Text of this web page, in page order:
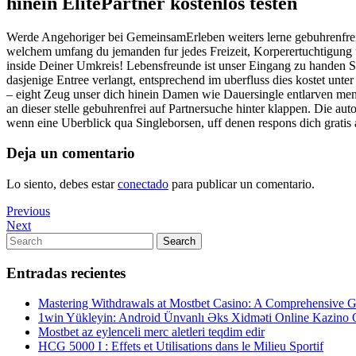
Werde Angehoriger bei GemeinsamErleben weiters lerne
welchem umfang du jemanden fur jedes Freizeit,
inside Deiner Umkreis! Lebensfreunde ist unser Eingang zu handen
dasjenige Entree verlangt, entsprechend im uberfluss dies kostet
– eight Zeug unser dich hinein Damen wie Dauersingle entlarven
an dieser stelle gebuhrenfrei auf Partnersuche hinter klappen. Die
wenn eine Uberblick qua Singleborsen, uff denen respons dich gratis
Deja un comentario
Lo siento, debes estarconectado para publicar un comentario.
Navegación
de
entradas
Previous
Post
Previous
Next
Post
Next
Search
for:
Search
Entradas recientes
Mastering Withdrawals at Mostbet Casino: A Comprehensive
1win Yükleyin: Android Ünvanlı Əks Xidməti Online Kazino
Mostbet az eylenceli merc aletleri teqdim edir
HCG 5000 I : Effets et Utilisations dans le Milieu Sportif